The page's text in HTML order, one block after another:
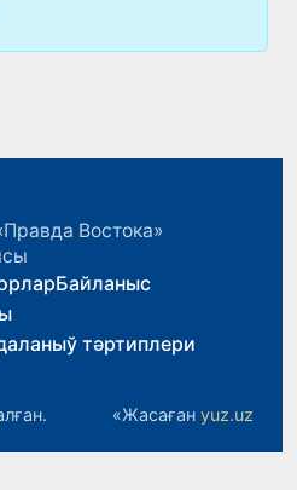
Востока»
Байланыс
тәртиплери
«Жасаған yuz.uz